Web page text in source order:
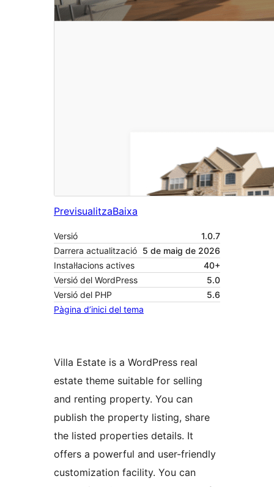
PrevisualitzaBaixa
Versió
1.0.7
Darrera actualització 5 de maig de 2026
Instal·lacions actives
40+
Versió del WordPress
5.0
Versió del PHP
5.6
Pàgina d’inici del tema
Villa Estate is a WordPress real
estate theme suitable for selling
and renting property. You can
publish the property listing, share
the listed properties details. It
offers a powerful and user-friendly
customization facility. You can